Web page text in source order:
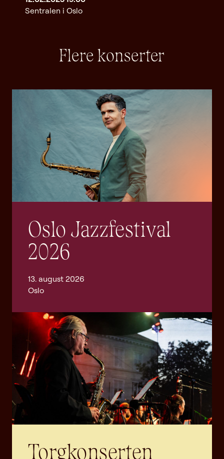
Sentralen i Oslo
Flere konserter
Oslo Jazzfestival
2026
13. august 2026
Oslo
Torgkonserten